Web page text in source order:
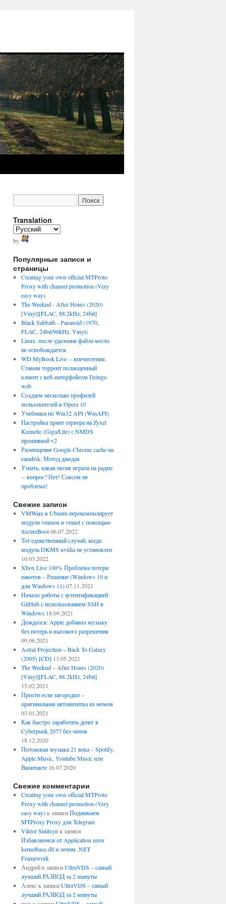
Translation
by
Популярные записи и
страницы
Creating your own official MTProto
Proxy with channel promotion (Very
easy way)
The Weeknd - After Hours (2020)
[Vinyl][FLAC, 88.2kHz, 24bit]
Black Sabbath - Paranoid (1970,
FLAC, 24bit/96kHz, Vinyl)
Linux: после удаления файла место
не освобождается
WD MyBook Live -- впечатления.
Ставим торрент полноценный
клиент с веб-интерфейсом Deluge-
web
Создаем несколько профилей
пользователей в Opera 10
Учебники по Win32 API (WinAPI)
Настройка принт сервера на Zyxel
Keenetic (Giga/Lite) с NMDS
прошивкой v2
Размещение Google Chrome cache на
ramdisk: Метод джедая
Узнать, какая песня играла на радио
-- вопрос? Нет! Совсем не
проблема!
Свежие записи
VMWare в Ubuntu перекомпилирует
модули vmmon и vmnet с помощью
SecureBoot 06.07.2022
Тот единственный случай, когда
модуль DKMS nvidia не установлен
10.03.2022
Xbox Live 100% Проблема потери
пакетов – Решение (Windows 10 и
для Windows 11) 07.11.2021
Начало работы с аутентификацией
GitHub с использованием SSH в
Windows 18.09.2021
Дождался: Apple добавил музыку
без потерь и высокого разрешения
09.06.2021
Astral Projection – Back To Galaxy
(2005) [CD] 13.05.2021
The Weeknd – After Hours (2020)
[Vinyl][FLAC, 88.2kHz, 24bit]
15.02.2021
Прости если загородил –
оригинальная автовизитка из мемов
03.01.2021
Как быстро заработать денег в
Cyberpunk 2077 без читов
18.12.2020
Потоковая музыка 21 века – Spotify,
Apple Music, Youtube Music или
Вконтакте 16.07.2020
Свежие комментарии
Creating your own official MTProto
Proxy with channel promotion (Very
easy way)к записиПоднимаем
MTProxy Proxy для Telegram
Viktor Sinitsyn к записи
Избавляемся от Application error
kernelbase.dll и лечим .NET
Framework
Андрейк записиUltraVDS – самый
лучший РАЗВОД за 2 минуты
Алекск записиUltraVDS – самый
лучший РАЗВОД за 2 минуты